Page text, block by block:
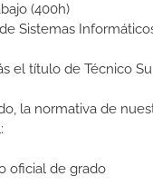
(400h)
Sistemas
el título de Técnico
la normativa de
oficial de grado